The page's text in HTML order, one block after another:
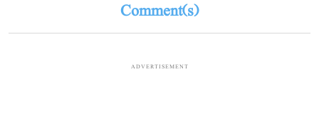
Comment(s)
ADVERTISEMENT